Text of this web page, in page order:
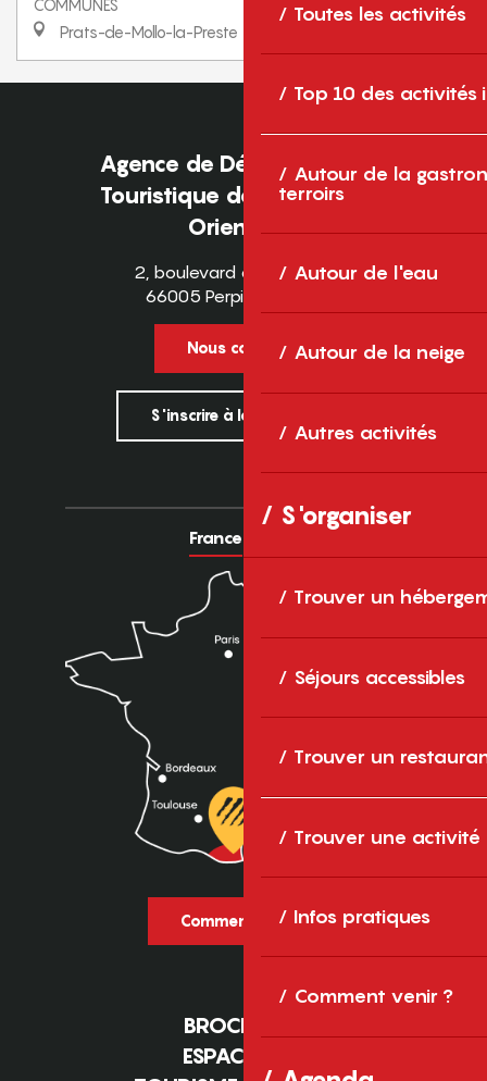
Toutes les activités
Top 10 des activités
Autour de la
terroirs
Autour de l'eau
Autour de la neige
Autres activités
S'organiser
Trouver un
Séjours accessibles
Trouver un
Trouver une activité
Infos pratiques
Comment venir ?
COMMUNES
Prats-de-Mollo-la-Preste
Agence de Développement
Touristique des Pyrénées-
Orientales
2, boulevard des Pyrénées
66005 Perpignan Cedex
Nous contacter
S'inscrire à la newsletter
France
Comment venir ?
BROCHURES
ESPACE PRO